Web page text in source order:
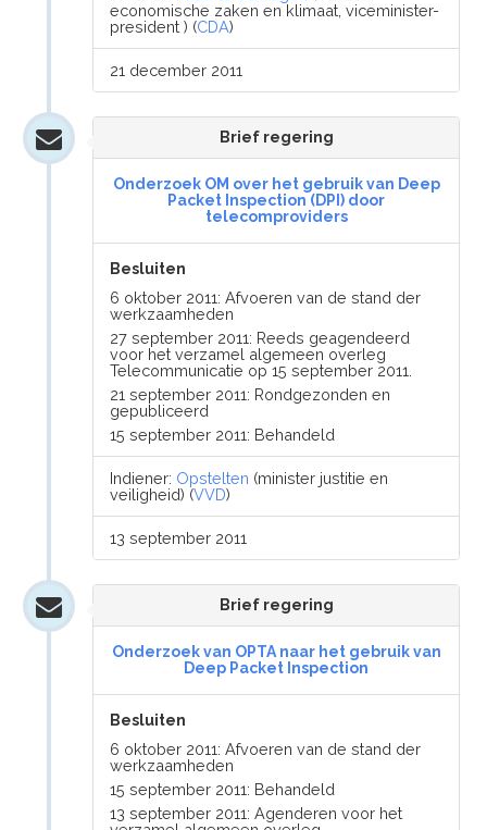
economische zaken en klimaat, viceminister-
president ) (CDA)
21 december 2011
Brief regering
Onderzoek OM over het gebruik van Deep
Packet Inspection (DPI) door
telecomproviders
Besluiten
6 oktober 2011: Afvoeren van de stand der
werkzaamheden
27 september 2011: Reeds geagendeerd
voor het verzamel algemeen overleg
Telecommunicatie op 15 september 2011.
21 september 2011: Rondgezonden en
gepubliceerd
15 september 2011: Behandeld
Indiener: Opstelten (minister justitie en
veiligheid) (VVD)
13 september 2011
Brief regering
Onderzoek van OPTA naar het gebruik van
Deep Packet Inspection
Besluiten
6 oktober 2011: Afvoeren van de stand der
werkzaamheden
15 september 2011: Behandeld
13 september 2011: Agenderen voor het